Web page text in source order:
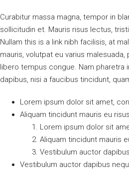
Curabitur massa magna, tempor in
sollicitudin et. Mauris risus lectus,
Nullam this is a link nibh facilisis, at
mauris, volutpat eu varius
libero tempus congue. Nam pharetra
dapibus, nisi a faucibus tincidunt,
Lorem ipsum dolor sit amet,
Aliquam tincidunt mauris eu
Lorem ipsum dolor sit
Aliquam tincidunt mauris
Vestibulum auctor
Vestibulum auctor dapibus